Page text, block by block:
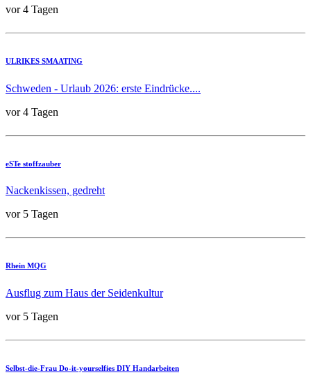
vor 4 Tagen
ULRIKES SMAATING
Schweden - Urlaub 2026: erste Eindrücke....
vor 4 Tagen
eSTe stoffzauber
Nackenkissen, gedreht
vor 5 Tagen
Rhein MQG
Ausflug zum Haus der Seidenkultur
vor 5 Tagen
Selbst-die-Frau Do-it-yourselfies DIY Handarbeiten